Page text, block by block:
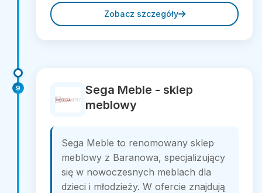
Zobacz szczegóły
9
Sega Meble - sklep
meblowy
Sega Meble to renomowany sklep
meblowy z Baranowa, specjalizujący
się w nowoczesnych meblach dla
dzieci i młodzieży. W ofercie znajdują